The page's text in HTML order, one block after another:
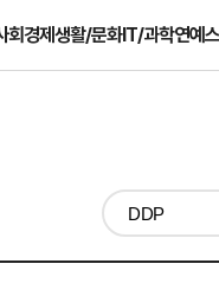
회경제생활/문화IT/과학연예